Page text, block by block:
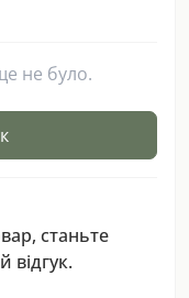
не було.
станьте
відгук.